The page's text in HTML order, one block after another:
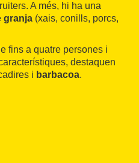
A més, hi ha una
granja (xais, conills, porcs,
fins a quatre persones i
destaquen
i barbacoa.